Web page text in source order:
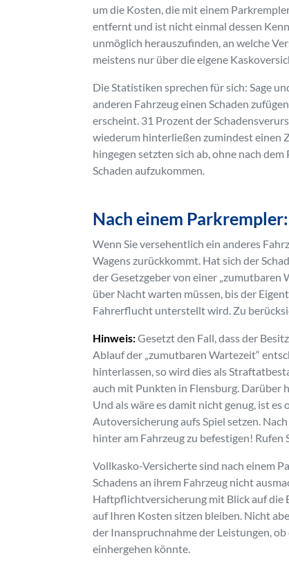
um die Kosten, die mit einem
entfernt und ist nicht einmal dessen
unmöglich herauszufinden, an welche
meistens nur über die eigene
Die Statistiken sprechen für sich: Sage
anderen Fahrzeug einen Schaden
erscheint. 31 Prozent der
wiederum hinterließen zumindest einen
hingegen setzten sich ab, ohne nach
Schaden aufzukommen.
Nach einem
Wenn Sie versehentlich ein anderes
Wagens zurückkommt. Hat sich der
der Gesetzgeber von einer „zumutbaren
über Nacht warten müssen, bis der
Fahrerflucht unterstellt wird. Zu
Hinweis:Gesetzt den Fall, dass der
Ablauf der „zumutbaren Wartezeit“
hinterlassen, so wird dies als
auch mit Punkten in Flensburg. Darüber
Und als wäre es damit nicht genug, ist
Autoversicherung aufs Spiel setzen.
hinter am Fahrzeug zu befestigen!
Vollkasko-Versicherte sind nach einem
Schadens an ihrem Fahrzeug nicht
Haftpflichtversicherung mit Blick auf die
auf Ihren Kosten sitzen bleiben. Nicht
der Inanspruchnahme der Leistungen,
einhergehen könnte.